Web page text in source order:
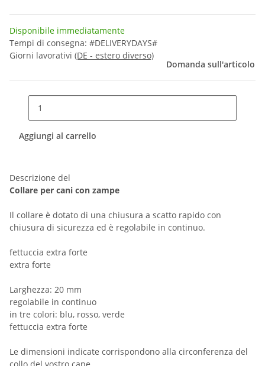
Disponibile immediatamente
Tempi di consegna: #DELIVERYDAYS#
Giorni lavorativi (DE - estero diverso)
Domanda sull'articolo
Aggiungi al carrello
Descrizione del
Collare per cani con zampe
Il collare è dotato di una chiusura a scatto rapido con
chiusura di sicurezza ed è regolabile in continuo.
fettuccia extra forte
extra forte
Larghezza: 20 mm
regolabile in continuo
in tre colori: blu, rosso, verde
fettuccia extra forte
Le dimensioni indicate corrispondono alla circonferenza del